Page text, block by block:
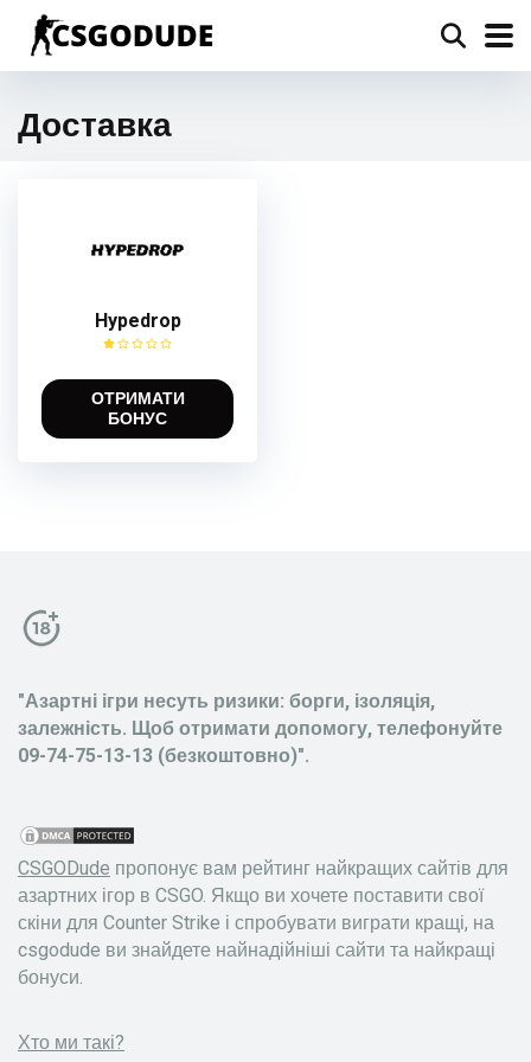
Доставка
Hypedrop
ОТРИМАТИ
БОНУС
"Азартні ігри несуть ризики: борги, ізоляція,
залежність. Щоб отримати допомогу, телефонуйте
09-74-75-13-13 (безкоштовно)".
CSGODude пропонує вам рейтинг найкращих сайтів для
азартних ігор в CSGO. Якщо ви хочете поставити свої
скіни для Counter Strike і спробувати виграти кращі, на
csgodude ви знайдете найнадійніші сайти та найкращі
бонуси.
Хто ми такі?